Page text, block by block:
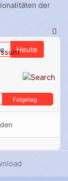
Heute
Folgetag
der